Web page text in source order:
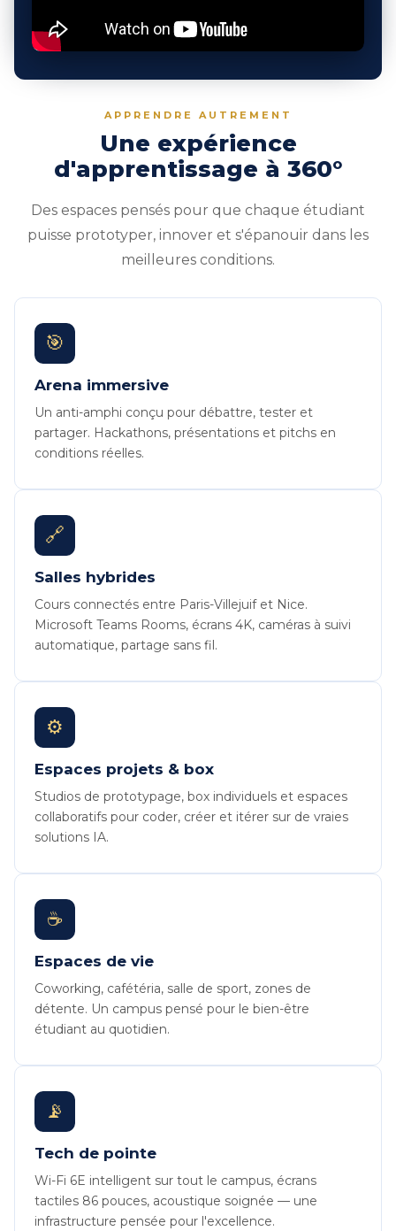
APPRENDRE AUTREMENT
Une expérience
d'apprentissage à 360°
Des espaces pensés pour que chaque étudiant
puisse prototyper, innover et s'épanouir dans les
meilleures conditions.
🎯
Arena immersive
Un anti-amphi conçu pour débattre, tester et
partager. Hackathons, présentations et pitchs en
conditions réelles.
🔗
Salles hybrides
Cours connectés entre Paris-Villejuif et Nice.
Microsoft Teams Rooms, écrans 4K, caméras à suivi
automatique, partage sans fil.
⚙️
Espaces projets & box
Studios de prototypage, box individuels et espaces
collaboratifs pour coder, créer et itérer sur de vraies
solutions IA.
☕
Espaces de vie
Coworking, cafétéria, salle de sport, zones de
détente. Un campus pensé pour le bien-être
étudiant au quotidien.
📡
Tech de pointe
Wi-Fi 6E intelligent sur tout le campus, écrans
tactiles 86 pouces, acoustique soignée — une
infrastructure pensée pour l'excellence.